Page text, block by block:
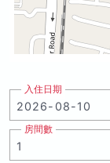
入住日期
房間數